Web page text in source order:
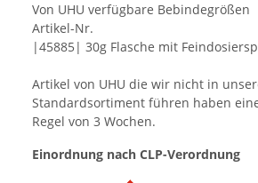
Von UHU verfügbare Bebindegrößen
Artikel-Nr.
|45885| 30g Flasche mit
Artikel von UHU die wir nicht in
Standardsortiment führen haben
Regel von 3 Wochen.
Einordnung nach CLP-Verordnung